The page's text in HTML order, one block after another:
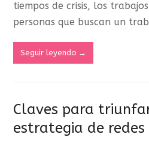
tiempos de crisis, los
personas que buscan un
Seguir leyendo →
Claves para
estrategia de redes